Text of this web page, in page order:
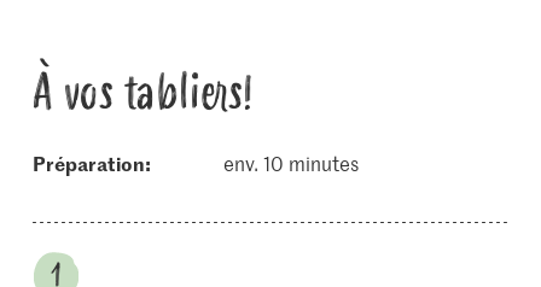
À vos tabliers!
Préparation: env. 10 minutes